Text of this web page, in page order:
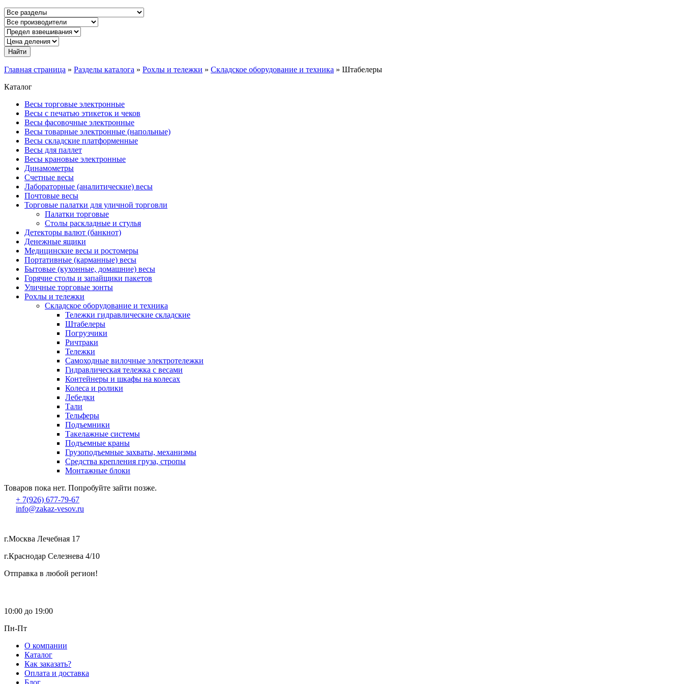
Главная страница » Разделы каталога » Рохлы и тележки » Складское оборудование и техника » Штабелеры
Каталог
Весы торговые электронные
Весы с печатью этикеток и чеков
Весы фасовочные электронные
Весы товарные электронные (напольные)
Весы складские платформенные
Весы для паллет
Весы крановые электронные
Динамометры
Счетные весы
Лабораторные (аналитические) весы
Почтовые весы
Торговые палатки для уличной торговли
Палатки торговые
Столы раскладные и стулья
Детекторы валют (банкнот)
Денежные ящики
Медицинские весы и ростомеры
Портативные (карманные) весы
Бытовые (кухонные, домашние) весы
Горячие столы и запайщики пакетов
Уличные торговые зонты
Рохлы и тележки
Складское оборудование и техника
Тележки гидравлические складские
Штабелеры
Погрузчики
Ричтраки
Тележки
Самоходные вилочные электротележки
Гидравлическая тележка с весами
Контейнеры и шкафы на колесах
Колеса и ролики
Лебедки
Тали
Тельферы
Подъемники
Такелажные системы
Подъемные краны
Грузоподъемные захваты, механизмы
Средства крепления груза, стропы
Монтажные блоки
Товаров пока нет. Попробуйте зайти позже.
+ 7(926) 677-79-67
info@zakaz-vesov.ru
г.Москва Лечебная 17
г.Краснодар Селезнева 4/10
Отправка в любой регион!
10:00 до 19:00
Пн-Пт
О компании
Каталог
Как заказать?
Оплата и доставка
Блог